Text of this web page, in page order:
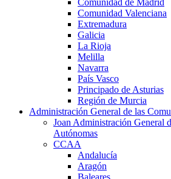
Comunidad Valenciana
Extremadura
Galicia
La Rioja
Melilla
Navarra
País Vasco
Principado de Asturias
Región de Murcia
Administración General de las
Joan Administración General
Autónomas
CCAA
Andalucía
Aragón
Baleares